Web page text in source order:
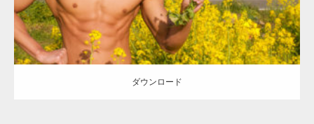
ダウンロード
TOKYO FMラジオ番組「ONE MORNING」
で紹介さ…